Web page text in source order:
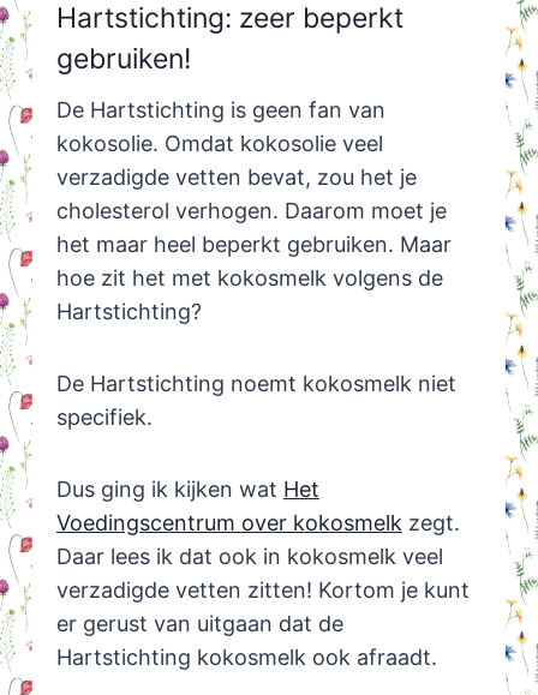
Hartstichting: zeer beperkt
gebruiken!
De Hartstichting is geen fan van
kokosolie. Omdat kokosolie veel
verzadigde vetten bevat, zou het je
cholesterol verhogen. Daarom moet je
het maar heel beperkt gebruiken. Maar
hoe zit het met kokosmelk volgens de
Hartstichting?
De Hartstichting noemt kokosmelk niet
specifiek.
Dus ging ik kijken wat Het
Voedingscentrum over kokosmelk zegt.
Daar lees ik dat ook in kokosmelk veel
verzadigde vetten zitten! Kortom je kunt
er gerust van uitgaan dat de
Hartstichting kokosmelk ook afraadt.